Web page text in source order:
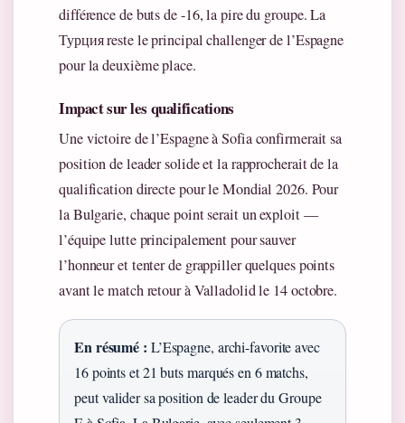
différence de buts de -16, la pire du groupe. La
Турция reste le principal challenger de l’Espagne
pour la deuxième place.
Impact sur les qualifications
Une victoire de l’Espagne à Sofia confirmerait sa
position de leader solide et la rapprocherait de la
qualification directe pour le Mondial 2026. Pour
la Bulgarie, chaque point serait un exploit —
l’équipe lutte principalement pour sauver
l’honneur et tenter de grappiller quelques points
avant le match retour à Valladolid le 14 octobre.
En résumé : L’Espagne, archi-favorite avec
16 points et 21 buts marqués en 6 matchs,
peut valider sa position de leader du Groupe